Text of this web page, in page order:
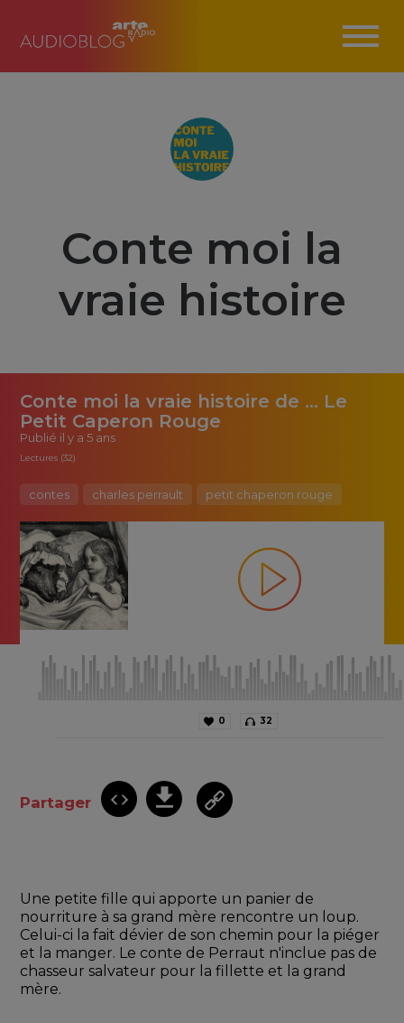
Conte moi la
vraie histoire
Conte moi la vraie histoire de ... Le
Petit Caperon Rouge
Publié il y a 5 ans
Lectures (32)
contes charles perrault petit chaperon rouge
0 32
Partager
Une petite fille qui apporte un panier de
nourriture à sa grand mère rencontre un loup.
Celui-ci la fait dévier de son chemin pour la piéger
et la manger. Le conte de Perraut n'inclue pas de
chasseur salvateur pour la fillette et la grand
mère.